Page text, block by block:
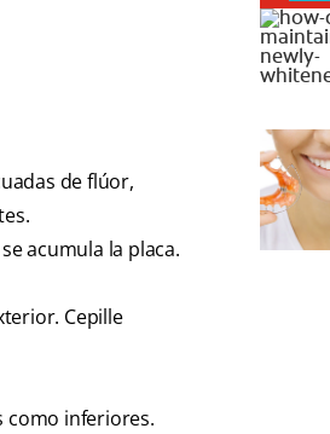
de flúor,
acumula la placa.
Cepille
como inferiores.